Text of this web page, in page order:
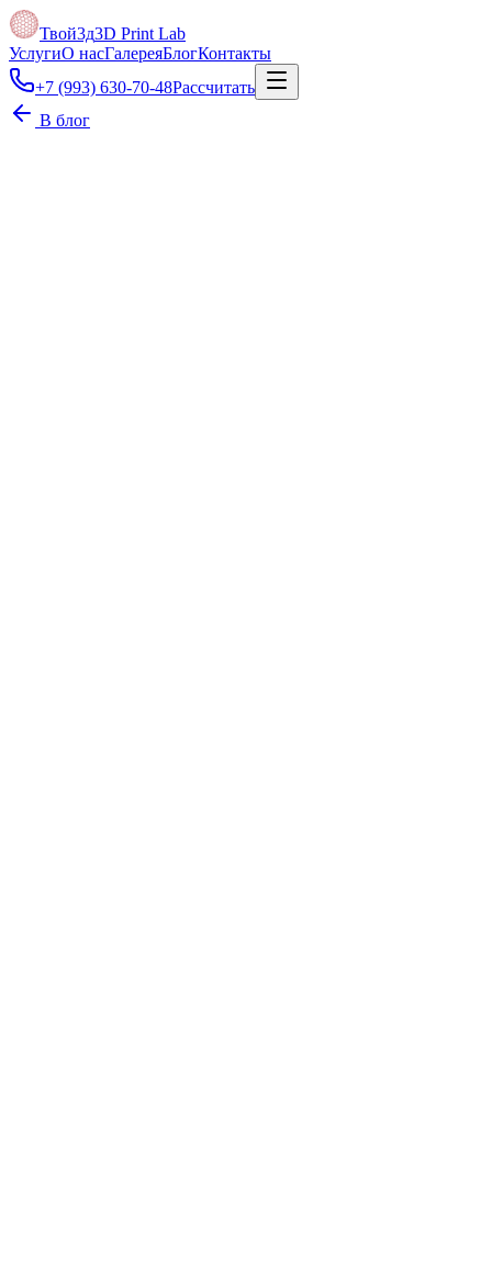
Твой3д3D Print Lab
УслугиО насГалереяБлогКонтакты
+7 (993) 630-70-48Рассчитать
В блог